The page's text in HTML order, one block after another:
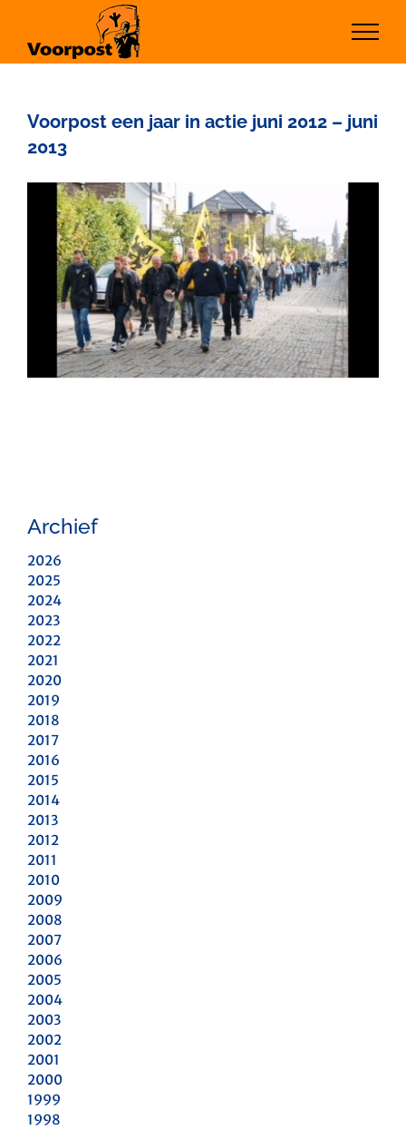
inhoud
Voorpost een jaar in actie juni 2012 – juni
2013
Bekijk
grotere
afbeelding
Archief
2026
2025
2024
2023
2022
2021
2020
2019
2018
2017
2016
2015
2014
2013
2012
2011
2010
2009
2008
2007
2006
2005
2004
2003
2002
2001
2000
1999
1998